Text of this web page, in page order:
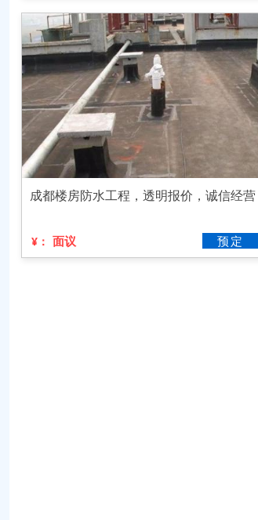
成都楼房防水工程，透明报价，诚信经营
¥： 面议 预定